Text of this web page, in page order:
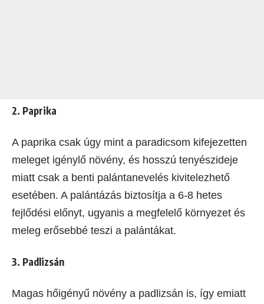
2. Paprika
A paprika csak úgy mint a paradicsom kifejezetten
meleget igénylő növény, és hosszú tenyészideje
miatt csak a benti palántanevelés kivitelezhető
esetében. A palántázás biztosítja a 6-8 hetes
fejlődési előnyt, ugyanis a megfelelő környezet és
meleg erősebbé teszi a palántákat.
3. Padlizsán
Magas hőigényű növény a padlizsán is, így emiatt